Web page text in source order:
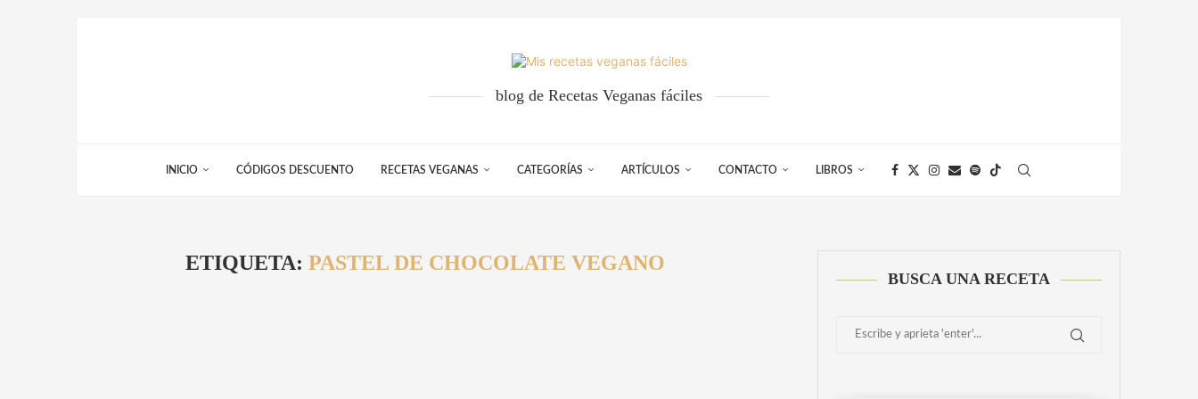
blog de Recetas Veganas fáciles
INICIO CÓDIGOS DESCUENTO RECETAS VEGANAS CATEGORÍAS ARTÍCULOS CONTACTO LIBROS
ETIQUETA: PASTEL DE CHOCOLATE VEGANO
BUSCA UNA RECETA